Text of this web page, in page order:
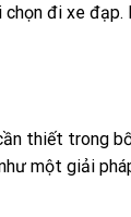
đi xe đạp.
thiết trong
một giải